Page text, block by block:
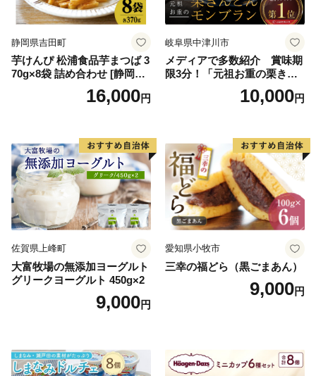
ロイヤルミルクティ 沖縄パ
イン
静岡県吉田町
芋けんぴ 松浦食品芋まつば 3
70g×8袋 詰め合わせ [静岡伊
勢丹(松浦食品) 静岡県 吉田町
22424274] 芋ケンピ セット
16,000円
岐阜県中津川市
メディアで多数紹介 賞味期
限3分！「元祖お重の栗きん
とんモンブラン」 【未来の
ご褒美】スイーツ 栗 モンブ
子 菓子 F4N-2298
10,000円
佐賀県上峰町
大富牧場の無添加ヨーグルト
グリークヨーグルト 450g×2
9,000円
愛知県小牧市
三幸の福どら（黒ごまあん）
9,000円